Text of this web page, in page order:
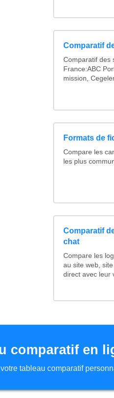
Comparatif
Comparatif des
France:ABC
mission,
Formats de
Compare les
les plus
Comparatif
chat
Compare les
au site web,
direct avec leur
comparatif en
tableau comparatif